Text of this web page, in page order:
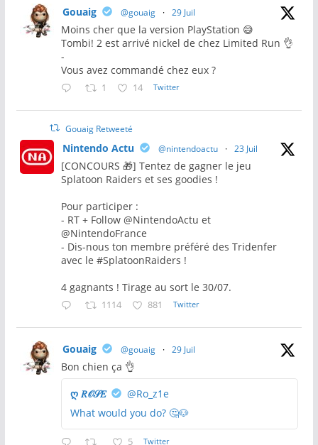
Gouaig @gouaig · 29 Juil
Moins cher que la version PlayStation 😅
Tombi! 2 est arrivé nickel de chez Limited Run 👌
-
Vous avez commandé chez eux ?
1 14 Twitter
Gouaig Retweeté
Nintendo Actu @nintendoactu · 23 Juil
[CONCOURS 🎁] Tentez de gagner le jeu
Splatoon Raiders et ses goodies !
Pour participer :
- RT + Follow @NintendoActu et
@NintendoFrance
- Dis-nous ton membre préféré des Tridenfer
avec le #SplatoonRaiders !
4 gagnants ! Tirage au sort le 30/07.
1114 881 Twitter
Gouaig @gouaig · 29 Juil
Bon chien ça 👌
ღ 𝑅𝒪𝒮𝐸
@Ro_z1e
What would you do? 🤔🐶
5 Twitter